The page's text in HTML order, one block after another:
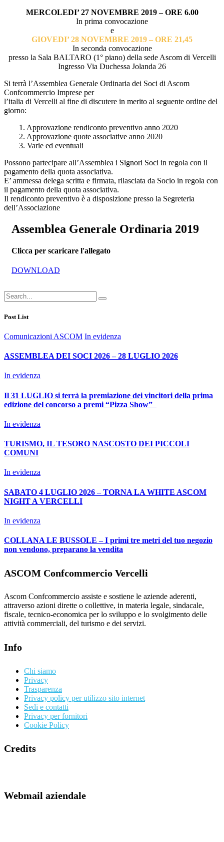
MERCOLEDI’ 27 NOVEMBRE 2019 – ORE 6.00
In prima convocazione
e
GIOVEDI’ 28 NOVEMBRE 2019 – ORE 21,45
In seconda convocazione
presso la Sala BALTARO (1° piano) della sede Ascom di Vercelli
Ingresso Via Duchessa Jolanda 26
Si terrà l’Assemblea Generale Ordinaria dei Soci di Ascom
Confcommercio Imprese per
l’italia di Vercelli al fine di discutere in merito al seguente ordine del
giorno:
1. Approvazione rendiconto preventivo anno 2020
2. Approvazione quote associative anno 2020
3. Varie ed eventuali
Possono partecipare all’Assemblea i Signori Soci in regola con il
pagamento della quota associativa.
E’ ammessa delega scritta e firmata, rilasciata da Socio in regola con
il pagamento della quota associativa.
Il rendiconto preventivo è a disposizione presso la Segreteria
dell’Associazione
Assemblea Generale Ordinaria 2019
Clicca per scaricare l'allegato
DOWNLOAD
Post List
Comunicazioni ASCOM In evidenza
ASSEMBLEA DEI SOCI 2026 – 28 LUGLIO 2026
In evidenza
Il 31 LUGLIO si terrà la premiazione dei vincitori della prima
edizione del concorso a premi “Pizza Show”
In evidenza
TURISMO, IL TESORO NASCOSTO DEI PICCOLI
COMUNI
In evidenza
SABATO 4 LUGLIO 2026 – TORNA LA WHITE ASCOM
NIGHT A VERCELLI
In evidenza
COLLANA LE BUSSOLE – I primi tre metri del tuo negozio
non vendono, preparano la vendita
ASCOM Confcommercio Vercelli
Ascom Confcommercio assiste e sostiene le aziende aderenti,
attraverso azioni dirette o collettive, in materia legale, sindacale,
fiscale, tecnico-economica per lo sviluppo e lo svolgimento delle
attività commerciali, del turismo e dei servizi.
Info
Chi siamo
Privacy
Trasparenza
Privacy policy per utilizzo sito internet
Sedi e contatti
Privacy per fornitori
Cookie Policy
Credits
Webmail aziendale